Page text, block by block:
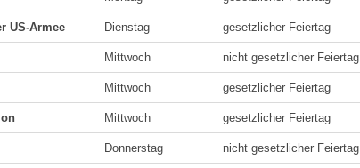
US-Armee Dienstag gesetzlicher Feiertag
Mittwoch nicht gesetzlicher Feiertag
Mittwoch gesetzlicher Feiertag
Mittwoch gesetzlicher Feiertag
Donnerstag nicht gesetzlicher Feiertag